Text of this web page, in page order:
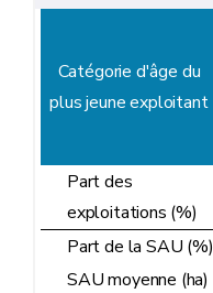
Catégorie d'âge du
plus jeune exploitant
Part des
exploitations (%)
Part de la SAU (%)
SAU moyenne (ha)